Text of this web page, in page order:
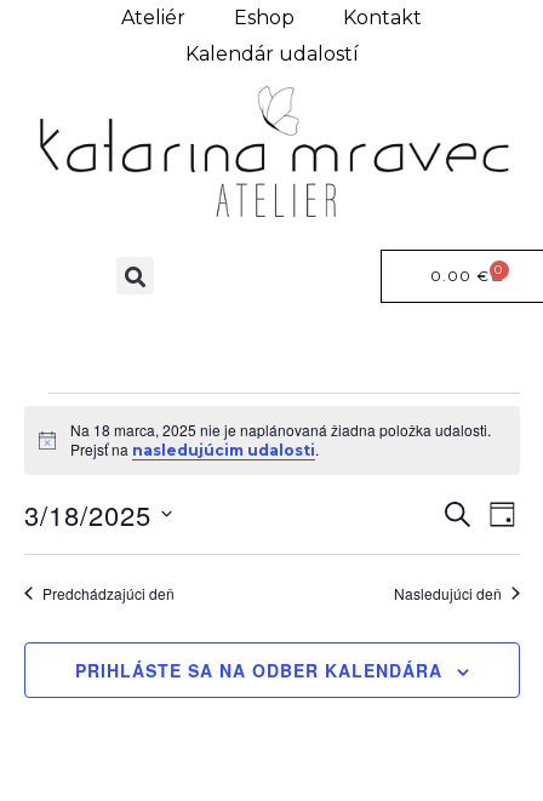
Ateliér Eshop
Kontakt
Kalendár udalostí
0.00 € 0
Notice
Na 18 marca, 2025 nie je naplánovaná žiadna položka udalosti.
Prejsť na nasledujúcim udalosti.
a
HĽADAŤ
DEŇ
3/18/2025
Predchádzajúci deň Nasledujúci deň
PRIHLÁSTE SA NA ODBER KALENDÁRA